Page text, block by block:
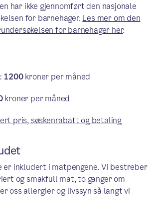
har ikke gjennomført den nasjonale
for barnehager. Les mer om den
for barnehager her.
1200kroner per måned
kroner per måned
pris, søskenrabatt og betaling
er inkludert i matpengene. Vi bestreber
og smakfull mat, to ganger om
oss allergier og livssyn så langt vi